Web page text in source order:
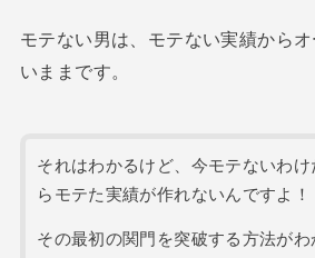
モテない男は、モテない実績から
いままです。
それはわかるけど、今モテないわけ
らモテた実績が作れないんですよ！
その最初の関門を突破する方法がわ